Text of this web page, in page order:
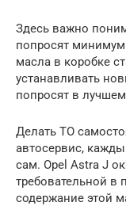
Здесь важно
попросят минимум
масла в коробке
устанавливать
попросят в лучшем
Делать ТО
автосервис,
сам. Opel Astra J
требовательной в
содержание этой